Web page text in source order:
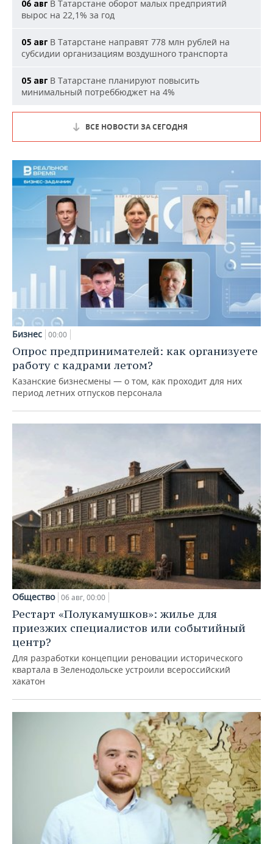
06 авг В Татарстане оборот малых предприятий
вырос на 22,1% за год
05 авг В Татарстане направят 778 млн рублей на
субсидии организациям воздушного транспорта
05 авг В Татарстане планируют повысить
минимальный потреббюджет на 4%
ВСЕ НОВОСТИ ЗА СЕГОДНЯ
Бизнес 00:00
Опрос предпринимателей: как организуете
работу с кадрами летом?
Казанские бизнесмены — о том, как проходит для них
период летних отпусков персонала
Общество 06 авг, 00:00
Рестарт «Полукамушков»: жилье для
приезжих специалистов или событийный
центр?
Для разработки концепции реновации исторического
квартала в Зеленодольске устроили всероссийский
хакатон